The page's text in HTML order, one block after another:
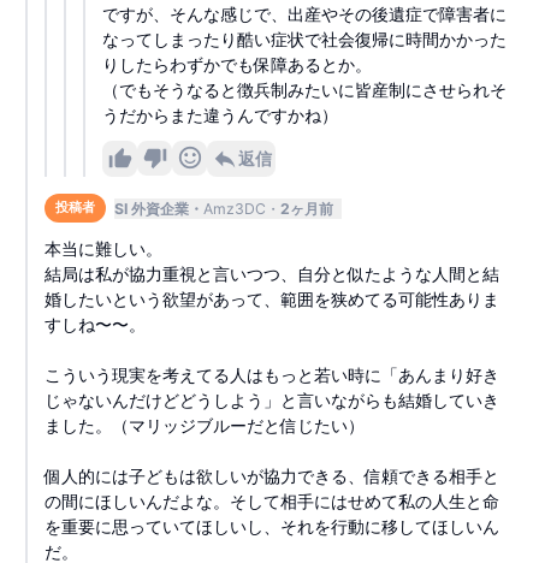
ですが、そんな感じで、出産やその後遺症で障害者に
なってしまったり酷い症状で社会復帰に時間かかった
りしたらわずかでも保障あるとか。
（でもそうなると徴兵制みたいに皆産制にさせられそ
うだからまた違うんですかね）
返信
投稿者 SI 外資企業 Amz3DC 2ヶ月前
本当に難しい。
結局は私が協力重視と言いつつ、自分と似たような人間と結
婚したいという欲望があって、範囲を狭めてる可能性ありま
すしね〜〜。
こういう現実を考えてる人はもっと若い時に「あんまり好き
じゃないんだけどどうしよう」と言いながらも結婚していき
ました。（マリッジブルーだと信じたい）
個人的には子どもは欲しいが協力できる、信頼できる相手と
の間にほしいんだよな。そして相手にはせめて私の人生と命
を重要に思っていてほしいし、それを行動に移してほしいん
だ。